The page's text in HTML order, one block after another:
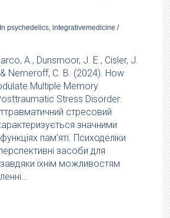
Inpsychedelics,integrativemedicine /
A., Dunsmoor, J. E., Cisler, J.
Nemeroff, C. B. (2024). How
Multiple Memory
Stress Disorder.
стресовий
значними
пам’яті. Психоделіки
засоби для
їхнім можливостям